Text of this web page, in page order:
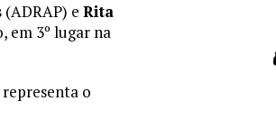
(ADRAP) e Rita
em 3º lugar na
o